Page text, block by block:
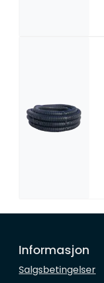
Informasjon
Salgsbetingelser